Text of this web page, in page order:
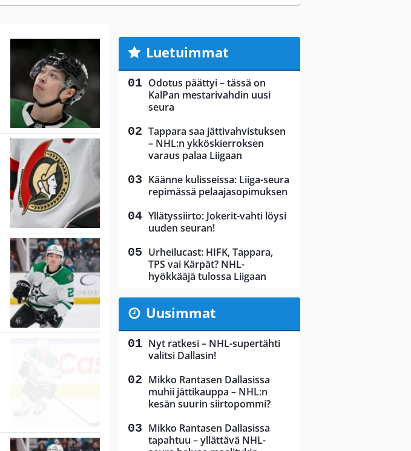
Luetuimmat
Odotus päättyi – tässä on
KalPan mestarivahdin uusi
seura
Tappara saa jättivahvistuksen
– NHL:n ykköskierroksen
varaus palaa Liigaan
Käänne kulisseissa: Liiga-seura
repimässä pelaajasopimuksen
Yllätyssiirto: Jokerit-vahti löysi
uuden seuran!
Urheilucast: HIFK, Tappara,
TPS vai Kärpät? NHL-
hyökkääjä tulossa Liigaan
Uusimmat
Nyt ratkesi – NHL-supertähti
valitsi Dallasin!
Mikko Rantasen Dallasissa
muhii jättikauppa – NHL:n
kesän suurin siirtopommi?
Mikko Rantasen Dallasissa
tapahtuu – yllättävä NHL-